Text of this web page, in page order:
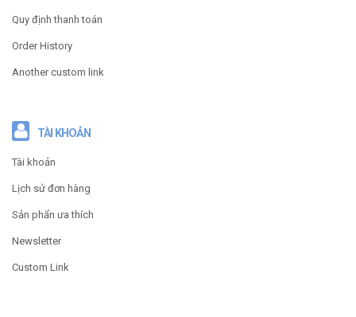
Quy định thanh toán
Order History
Another custom link
TÀI KHOẢN
Tài khoản
Lịch sử đơn hàng
Sản phẩn ưa thích
Newsletter
Custom Link